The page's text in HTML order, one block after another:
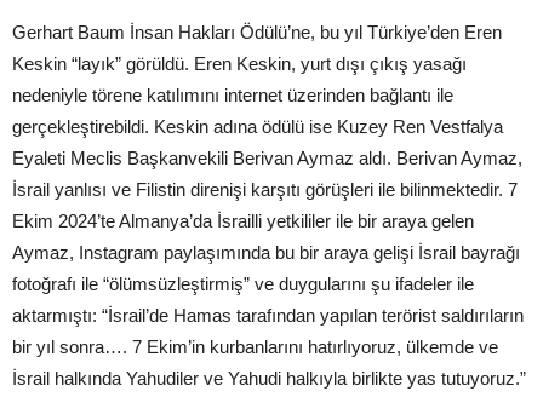
Gerhart Baum İnsan Hakları Ödülü’ne, bu yıl Türkiye’den Eren
Keskin “layık” görüldü. Eren Keskin, yurt dışı çıkış yasağı
nedeniyle törene katılımını internet üzerinden bağlantı ile
gerçekleştirebildi. Keskin adına ödülü ise Kuzey Ren Vestfalya
Eyaleti Meclis Başkanvekili Berivan Aymaz aldı. Berivan Aymaz,
İsrail yanlısı ve Filistin direnişi karşıtı görüşleri ile bilinmektedir. 7
Ekim 2024’te Almanya’da İsrailli yetkililer ile bir araya gelen
Aymaz, Instagram paylaşımında bu bir araya gelişi İsrail bayrağı
fotoğrafı ile “ölümsüzleştirmiş” ve duygularını şu ifadeler ile
aktarmıştı: “İsrail’de Hamas tarafından yapılan terörist saldırıların
bir yıl sonra…. 7 Ekim’in kurbanlarını hatırlıyoruz, ülkemde ve
İsrail halkında Yahudiler ve Yahudi halkıyla birlikte yas tutuyoruz.”